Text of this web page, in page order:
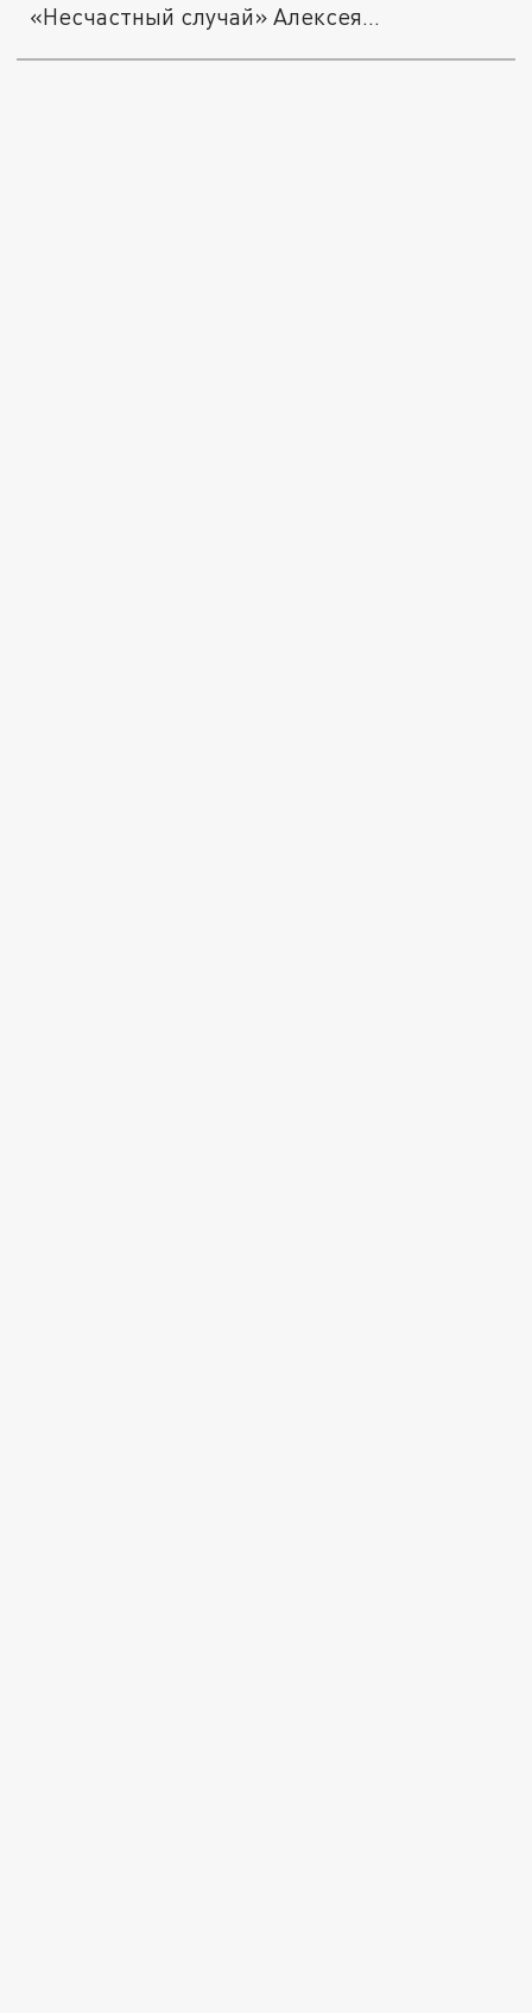
«Несчастный случай» Алексея...